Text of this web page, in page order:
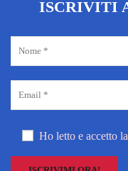
ISCRIVITI
Ho letto e accetto la